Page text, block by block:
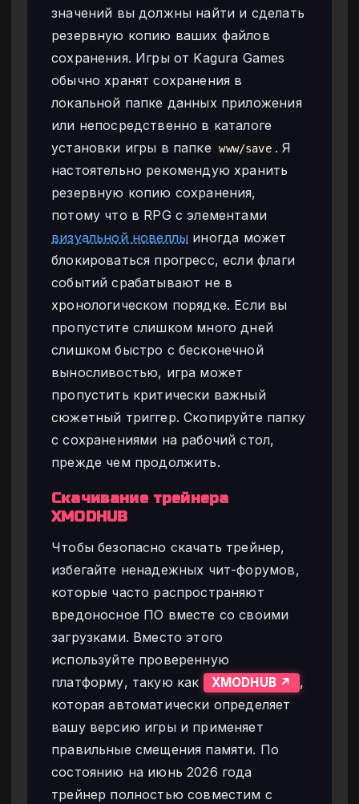
значений вы должны найти и сделать
резервную копию ваших файлов
сохранения. Игры от Kagura Games
обычно хранят сохранения в
локальной папке данных приложения
или непосредственно в каталоге
установки игры в папке
www/save . Я
настоятельно рекомендую хранить
резервную копию сохранения,
потому что в RPG с элементами
визуальной новеллы иногда может
блокироваться прогресс, если флаги
событий срабатывают не в
хронологическом порядке. Если вы
пропустите слишком много дней
слишком быстро с бесконечной
выносливостью, игра может
пропустить критически важный
сюжетный триггер. Скопируйте папку
с сохранениями на рабочий стол,
прежде чем продолжить.
Скачивание трейнера
XMODHUB
Чтобы безопасно скачать трейнер,
избегайте ненадежных чит-форумов,
которые часто распространяют
вредоносное ПО вместе со своими
загрузками. Вместо этого
используйте проверенную
платформу, такую как
XMODHUB ↗
,
которая автоматически определяет
вашу версию игры и применяет
правильные смещения памяти. По
состоянию на июнь 2026 года
трейнер полностью совместим с